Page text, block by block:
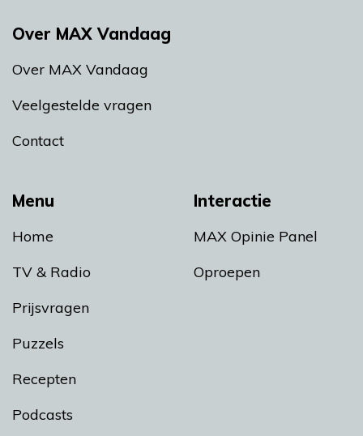
Menu
Home
TV & Radio
Prijsvragen
Puzzels
Recepten
Podcasts
Interactie
MAX Opinie Panel
Oproepen
Over MAX Vandaag
Over MAX Vandaag
Veelgestelde vragen
Contact